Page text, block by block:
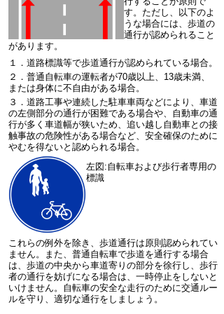
す。ただし、以下のよ
うな場合には、歩道の
通行が認められること
があります。
１．道路標識等で歩道通行が認められている場合。
２．普通自転車の運転者が70歳以上、13歳未満、
または身体に不自由がある場合。
３．道路工事や連続した駐車車両などにより、車道
の左側部分の通行が困難である場合や、自動車の通
行が多く車道幅が狭いため、追い越し自動車との接
触事故の危険性がある場合など、安全確保のために
やむを得ないと認められる場合。
左図:自転車および歩行者専用の
標識
これらの例外を除き、歩道通行は原則認められてい
ません。また、普通自転車で歩道を通行する場合
は、歩道の中央から車道寄りの部分を徐行し、歩行
者の通行を妨げになる場合は、一時停止をしないと
いけません。自転車の安全な走行のために交通ルー
ルを守り、適切な通行をしましょう。